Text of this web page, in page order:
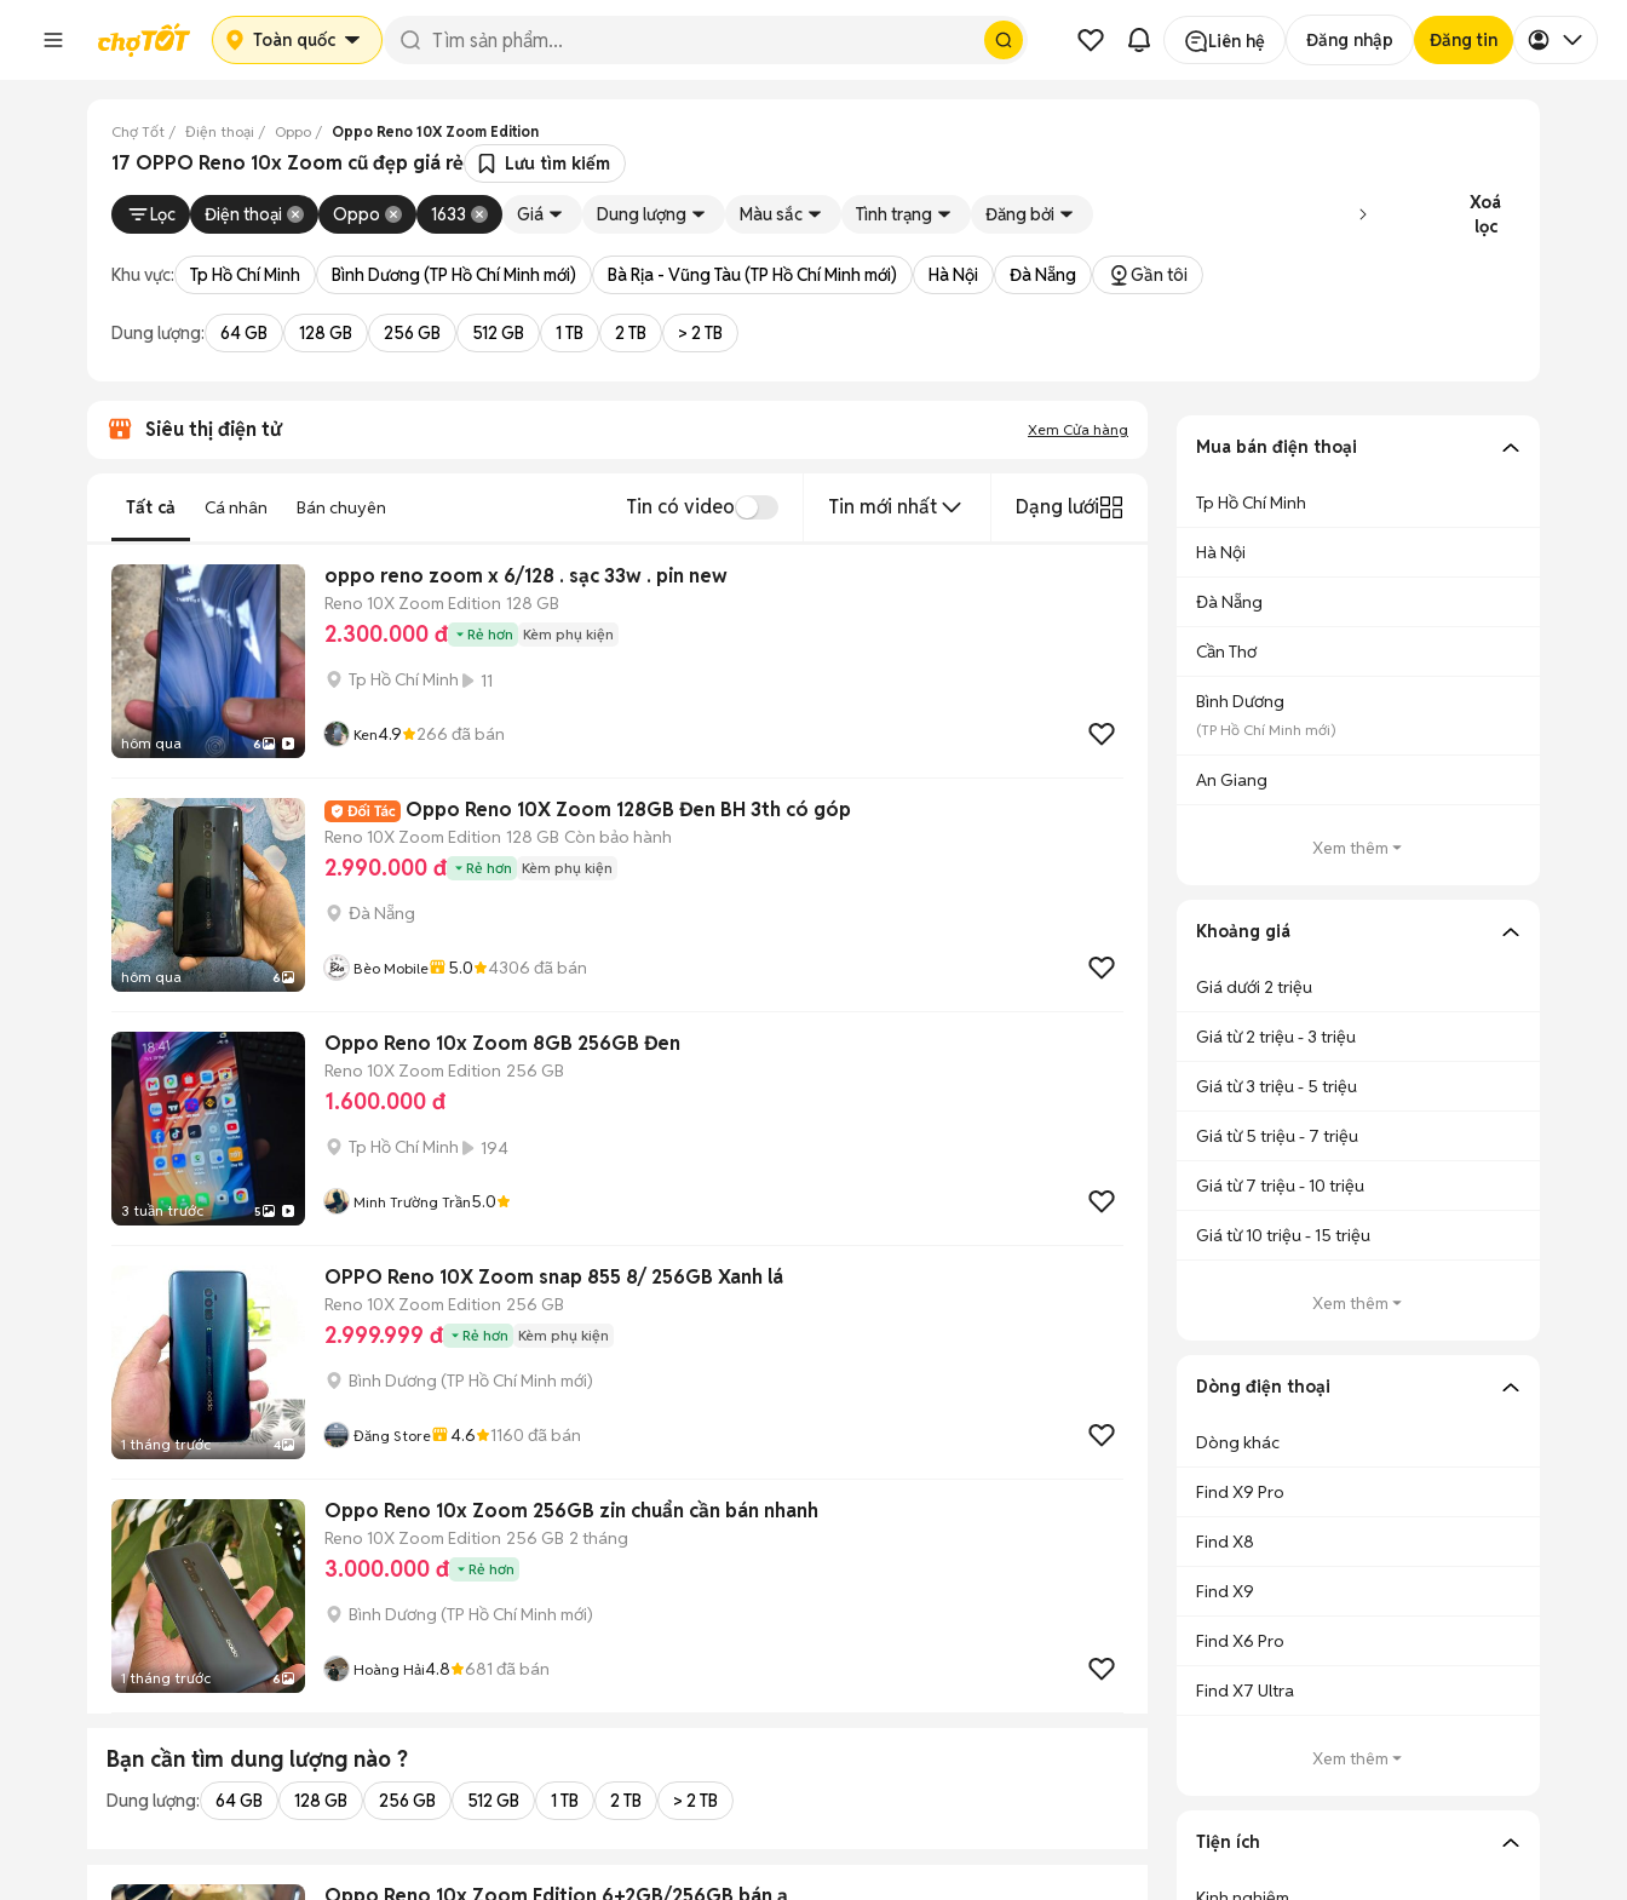
Toàn quốc Liên hệ Đăng nhập Đăng tin
Chợ Tốt Điện thoại Oppo Oppo Reno 10X Zoom Edition
17 OPPO Reno 10x Zoom cũ đẹp giá rẻ Lưu tìm kiếm
Lọc Điện thoại Oppo 1633 Giá Dung lượng Màu sắc Tình trạng Đăng bởi
Xoá
lọc
Khu vực: Tp Hồ Chí Minh Bình Dương (TP Hồ Chí Minh mới) Bà Rịa - Vũng Tàu (TP Hồ Chí Minh mới) Hà Nội Đà Nẵng Gần tôi
Dung lượng: 64 GB 128 GB 256 GB 512 GB 1 TB 2 TB > 2 TB
Siêu thị điện tử Xem Cửa hàng
Tất cả Cá nhân Bán chuyên Tin có video Tin mới nhất Dạng lưới
hôm qua 6
oppo reno zoom x 6/128 . sạc 33w . pin new
Reno 10X Zoom Edition 128 GB
2.300.000 đ Rẻ hơn Kèm phụ kiện
Tp Hồ Chí Minh 11
Ken4.9 266 đã bán
hôm qua 6
Oppo Reno 10X Zoom 128GB Đen BH 3th có góp
Reno 10X Zoom Edition 128 GB Còn bảo hành
2.990.000 đ Rẻ hơn Kèm phụ kiện
Đà Nẵng
Bèo Mobile 5.0 4306 đã bán
3 tuần trước 5
Oppo Reno 10x Zoom 8GB 256GB Đen
Reno 10X Zoom Edition 256 GB
1.600.000 đ
Tp Hồ Chí Minh 194
Minh Trường Trần5.0
1 tháng trước 4
OPPO Reno 10X Zoom snap 855 8/ 256GB Xanh lá
Reno 10X Zoom Edition 256 GB
2.999.999 đ Rẻ hơn Kèm phụ kiện
Bình Dương (TP Hồ Chí Minh mới)
Đăng Store 4.6 1160 đã bán
1 tháng trước 6
Oppo Reno 10x Zoom 256GB zin chuẩn cần bán nhanh
Reno 10X Zoom Edition 256 GB 2 tháng
3.000.000 đ Rẻ hơn
Bình Dương (TP Hồ Chí Minh mới)
Hoàng Hải4.8 681 đã bán
Bạn cần tìm dung lượng nào ?
Dung lượng: 64 GB 128 GB 256 GB 512 GB 1 TB 2 TB > 2 TB
Mua bán điện thoại
Tp Hồ Chí Minh
Hà Nội
Đà Nẵng
Cần Thơ
Bình Dương
(TP Hồ Chí Minh mới)
An Giang
Xem thêm
Khoảng giá
Giá dưới 2 triệu
Giá từ 2 triệu - 3 triệu
Giá từ 3 triệu - 5 triệu
Giá từ 5 triệu - 7 triệu
Giá từ 7 triệu - 10 triệu
Giá từ 10 triệu - 15 triệu
Xem thêm
Dòng điện thoại
Dòng khác
Find X9 Pro
Find X8
Find X9
Find X6 Pro
Find X7 Ultra
Xem thêm
Tiện ích